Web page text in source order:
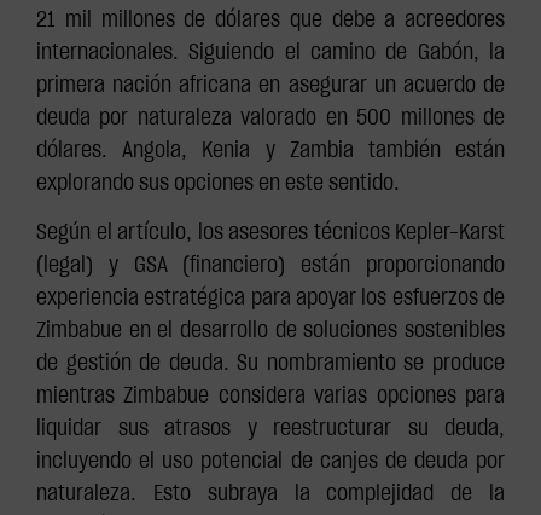
21 mil millones de dólares que debe a acreedores
internacionales. Siguiendo el camino de Gabón, la
primera nación africana en asegurar un acuerdo de
deuda por naturaleza valorado en 500 millones de
dólares. Angola, Kenia y Zambia también están
explorando sus opciones en este sentido.
Según el artículo, los asesores técnicos Kepler-Karst
(legal) y GSA (financiero) están proporcionando
experiencia estratégica para apoyar los esfuerzos de
Zimbabue en el desarrollo de soluciones sostenibles
de gestión de deuda. Su nombramiento se produce
mientras Zimbabue considera varias opciones para
liquidar sus atrasos y reestructurar su deuda,
incluyendo el uso potencial de canjes de deuda por
naturaleza. Esto subraya la complejidad de la